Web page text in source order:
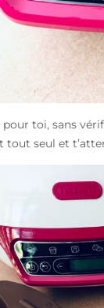
toi, sans
tout seul et